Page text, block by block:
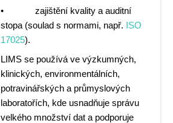
• zajištění kvality a auditní
stopa (soulad s normami, např. ISO
17025).
LIMS se používá ve výzkumných,
klinických, environmentálních,
potravinářských a průmyslových
laboratořích, kde usnadňuje správu
velkého množství dat a podporuje